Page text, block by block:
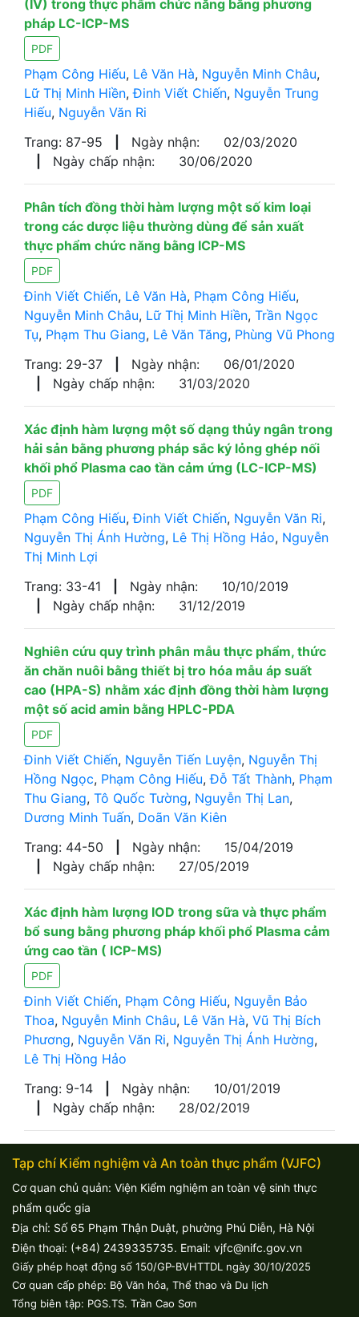
(IV) trong thực phẩm chức năng bằng phương
pháp LC-ICP-MS
PDF
Phạm Công Hiếu, Lê Văn Hà, Nguyễn Minh Châu,
Lữ Thị Minh Hiền,Đinh Viết Chiến, Nguyễn Trung
Hiếu, Nguyễn Văn Ri
Trang: 87-95
Ngày nhận:
02/03/2020
Ngày chấp nhận: 30/06/2020
Phân tích đồng thời hàm lượng một số kim loại
trong các dược liệu thường dùng để sản xuất
thực phẩm chức năng bằng ICP-MS
PDF
Đinh Viết Chiến, Lê Văn Hà, Phạm Công Hiếu,
Nguyễn Minh Châu, Lữ Thị Minh Hiền, Trần Ngọc
Tụ, Phạm Thu Giang, Lê Văn Tăng, Phùng Vũ Phong
Trang: 29-37
Ngày nhận:
06/01/2020
Ngày chấp nhận: 31/03/2020
Xác định hàm lượng một số dạng thủy ngân trong
hải sản bằng phương pháp sắc ký lỏng ghép nối
khối phổ Plasma cao tần cảm ứng (LC-ICP-MS)
PDF
Phạm Công Hiếu,Đinh Viết Chiến, Nguyễn Văn Ri,
Nguyễn Thị Ánh Hường, Lê Thị Hồng Hảo, Nguyễn
Thị Minh Lợi
Trang: 33-41
Ngày nhận:
10/10/2019
Ngày chấp nhận: 31/12/2019
Nghiên cứu quy trình phân mẫu thực phẩm, thức
ăn chăn nuôi bằng thiết bị tro hóa mẫu áp suất
cao (HPA-S) nhằm xác định đồng thời hàm lượng
một số acid amin bằng HPLC-PDA
PDF
Đinh Viết Chiến, Nguyễn Tiến Luyện, Nguyễn Thị
Hồng Ngọc, Phạm Công Hiếu,Đỗ Tất Thành, Phạm
Thu Giang, Tô Quốc Tường, Nguyễn Thị Lan,
Dương Minh Tuấn, Doãn Văn Kiên
Trang: 44-50
Ngày nhận:
15/04/2019
Ngày chấp nhận: 27/05/2019
Xác định hàm lượng IOD trong sữa và thực phẩm
bổ sung bằng phương pháp khối phổ Plasma cảm
ứng cao tần ( ICP-MS)
PDF
Đinh Viết Chiến, Phạm Công Hiếu, Nguyễn Bảo
Thoa, Nguyễn Minh Châu, Lê Văn Hà, Vũ Thị Bích
Phương, Nguyễn Văn Ri, Nguyễn Thị Ánh Hường,
Lê Thị Hồng Hảo
Trang: 9-14
Ngày nhận:
10/01/2019
Ngày chấp nhận: 28/02/2019
Tạp chí Kiểm nghiệm và An toàn thực phẩm (VJFC)
Cơ quan chủ quản: Viện Kiểm nghiệm an toàn vệ sinh thực
phẩm quốc gia
Địa chỉ: Số 65 Phạm Thận Duật, phường Phú Diễn, Hà Nội
Điện thoại: (+84) 2439335735. Email: vjfc@nifc.gov.vn
Giấy phép hoạt động số 150/GP-BVHTTDL ngày 30/10/2025
Cơ quan cấp phép: Bộ Văn hóa, Thể thao và Du lịch
Tổng biên tập: PGS.TS. Trần Cao Sơn